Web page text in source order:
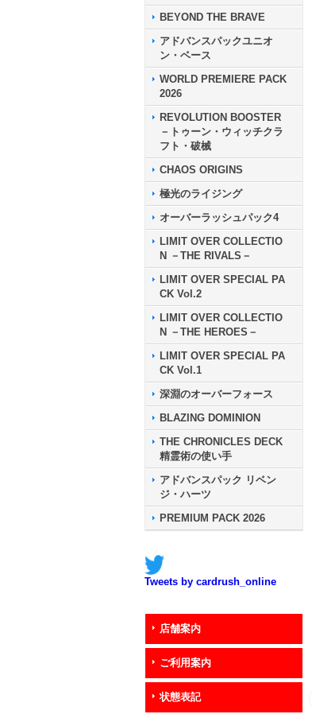
BEYOND THE BRAVE
アドバンスパックユニオ
ン・ベース
WORLD PREMIERE PACK
2026
REVOLUTION BOOSTER
－トゥーン・ウィッチクラ
フト・破械
CHAOS ORIGINS
極光のライジング
オーバーラッシュパック4
LIMIT OVER COLLECTIO
N －THE RIVALS－
LIMIT OVER SPECIAL PA
CK Vol.2
LIMIT OVER COLLECTIO
N －THE HEROES－
LIMIT OVER SPECIAL PA
CK Vol.1
深淵のオーバーフォース
BLAZING DOMINION
THE CHRONICLES DECK
精霊術の使い手
アドバンスパック リベン
ジ・ハーツ
PREMIUM PACK 2026
Tweets by cardrush_online
店舗案内
ご利用案内
状態表記